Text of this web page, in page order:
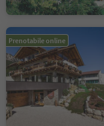
Prenotabile online